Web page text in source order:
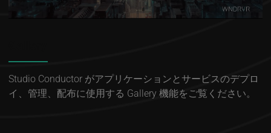
Studio Conductor がアプリケーションとサービスのデプロ
イ、管理、配布に使用する Gallery 機能をご覧ください。